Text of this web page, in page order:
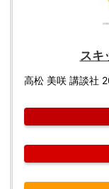
スキ
高松 美咲 講談社